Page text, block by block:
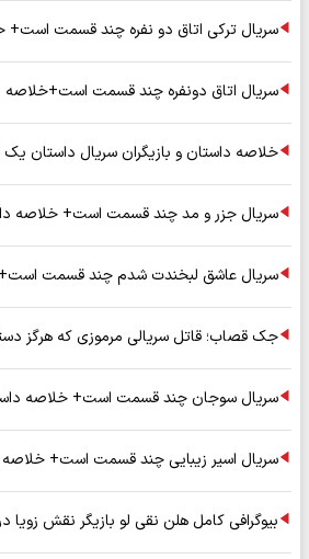
سریال ترکی اتاق دو نفره چند قسمت است+
سریال اتاق دونفره چند قسمت است+خلاصه
خلاصه داستان و بازیگران سریال داستان
سریال جزر و مد چند قسمت است+ خلاصه
سریال عاشق لبخندت شدم چند قسمت است+
جک قصاب؛ قاتل سریالی مرموزی که هرگز
سریال سوجان چند قسمت است+ خلاصه
سریال اسیر زیبایی چند قسمت است+ خلاصه
بیوگرافی کامل هلن نقی لو بازیگر نقش زویا